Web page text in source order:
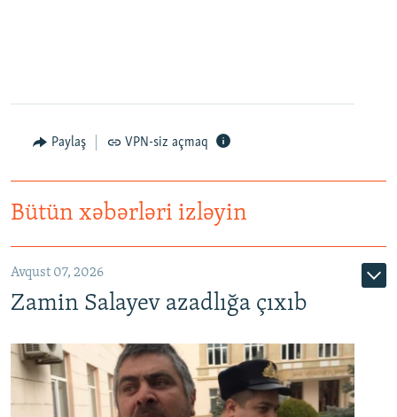
Paylaş VPN-siz açmaq
Bütün xəbərləri izləyin
Avqust 07, 2026
Zamin Salayev azadlığa çıxıb